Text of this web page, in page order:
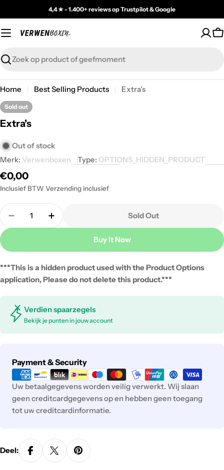
to
content
4,4 ★ - 1.400+ reviews op Trustpilot & Google
Zoeken
Home Best Selling Products Extra's
Sold out
Extra's
Out of stock
Merk: Verwenboxen Type: OPTIONS_HIDDEN_PRODUCT
Regular
price
€0,00
Inclusief BTW Verzending inclusief
Quantity
Decrease Quantity For Extra&#39;s
Increase Quantity For Extra&#39;s
Sold Out
Buy It Now
***This is a hidden product used with the Product Options
application, Please do not delete this product.***
Verdien spaarzegels
Bekijk je punten in jouw account
Payment & Security
Payment
methods
Uw betaalgegevens worden veilig verwerkt. Wij slaan
geen creditcardgegevens op en hebben geen toegang
tot uw creditcardinformatie.
Deel: